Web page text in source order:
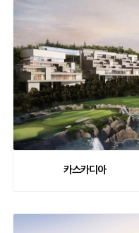
카스카디아